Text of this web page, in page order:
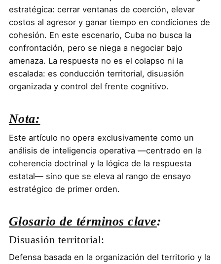
estratégica: cerrar ventanas de coerción, elevar
costos al agresor y ganar tiempo en condiciones de
cohesión. En este escenario, Cuba no busca la
confrontación, pero se niega a negociar bajo
amenaza. La respuesta no es el colapso ni la
escalada: es conducción territorial, disuasión
organizada y control del frente cognitivo.
Nota:
Este artículo no opera exclusivamente como un
análisis de inteligencia operativa —centrado en la
coherencia doctrinal y la lógica de la respuesta
estatal— sino que se eleva al rango de ensayo
estratégico de primer orden.
Glosario de términos clave:
Disuasión territorial:
Defensa basada en la organización del territorio y la